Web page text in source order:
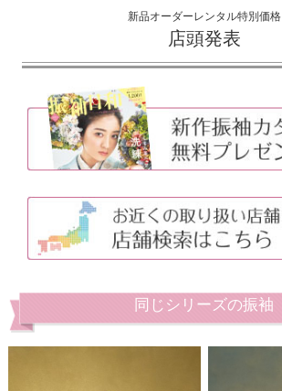
新品オーダーレンタル特別価格
店頭発表
同じシリーズの振袖